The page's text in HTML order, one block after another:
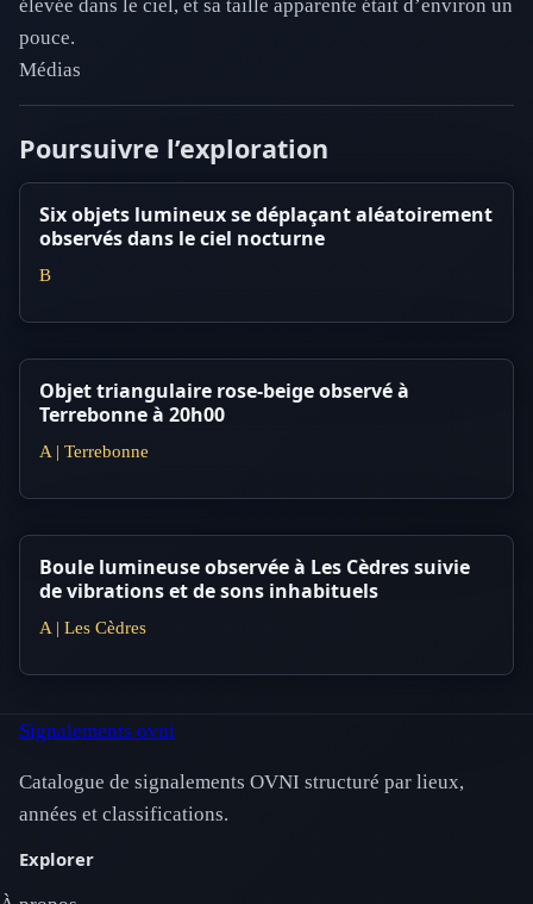
élevée dans le ciel, et sa taille apparente était d’environ un
pouce.
Médias
Poursuivre l’exploration
Six objets lumineux se déplaçant aléatoirement
observés dans le ciel nocturne
B
Objet triangulaire rose-beige observé à
Terrebonne à 20h00
A | Terrebonne
Boule lumineuse observée à Les Cèdres suivie
de vibrations et de sons inhabituels
A | Les Cèdres
Signalements ovni
Catalogue de signalements OVNI structuré par lieux,
années et classifications.
Explorer